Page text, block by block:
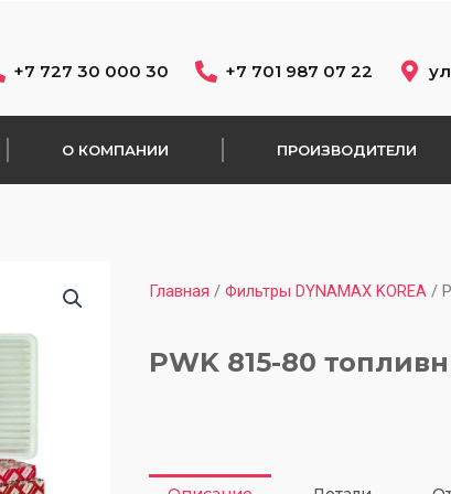
+7 727 30 000 30 +7 701 987 07 22
О КОМПАНИИ ПРОИЗВОДИТЕЛИ
Главная / Фильтры DYNAMAX KOREA /
PWK 815-80